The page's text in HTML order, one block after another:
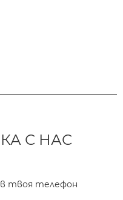
С НАС
в твоя телефон